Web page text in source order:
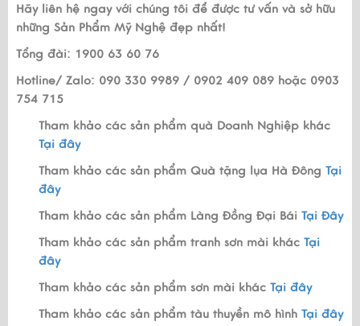
Hãy liên hệ ngay với chúng tôi để được tư vấn và sở hữu
những Sản Phẩm Mỹ Nghệ đẹp nhất!
Tổng đài: 1900 63 60 76
Hotline/ Zalo: 090 330 9989 / 0902 409 089 hoặc 0903
754 715
Tham khảo các sản phẩm quà Doanh Nghiệp khác
Tại đây
Tham khảo các sản phẩm Quà tặng lụa Hà Đông Tại
đây
Tham khảo các sản phẩm Làng Đồng Đại Bái Tại Đây
Tham khảo các sản phẩm tranh sơn mài khác Tại
đây
Tham khảo các sản phẩm sơn mài khác Tại đây
Tham khảo các sản phẩm tàu thuyền mô hình Tại đây